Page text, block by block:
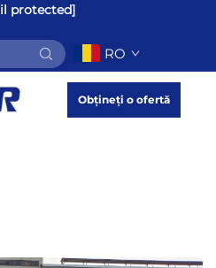
protected]
RO
Obțineți o ofertă